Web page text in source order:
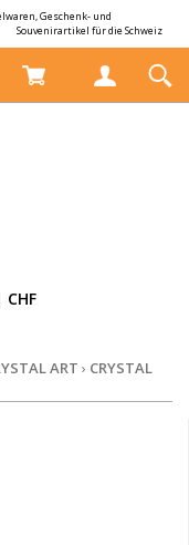
Geschenk- und
Souvenirartikel für die Schweiz
CHF
ART › CRYSTAL